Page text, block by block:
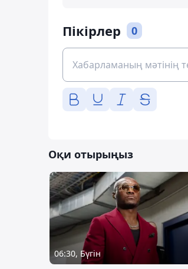
Пікірлер 0
Оқи отырыңыз
06:30, Бүгін